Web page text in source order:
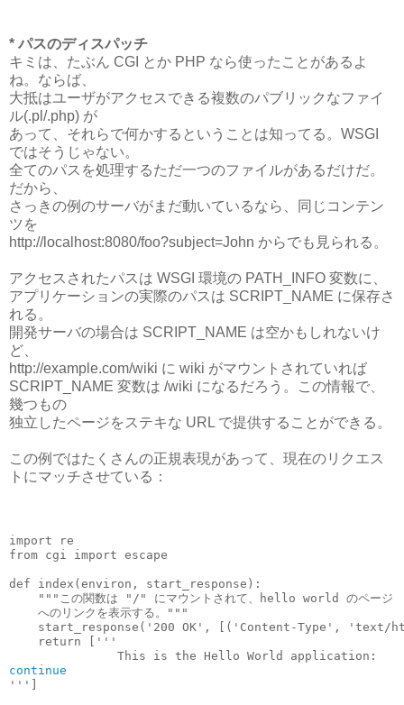
* パスのディスパッチ
キミは、たぶん CGI とか PHP なら使ったことがあるよ
ね。ならば、
大抵はユーザがアクセスできる複数のパブリックなファイ
ル(.pl/.php) が
あって、それらで何かするということは知ってる。WSGI
ではそうじゃない。
全てのパスを処理するただ一つのファイルがあるだけだ。
だから、
さっきの例のサーバがまだ動いているなら、同じコンテン
ツを
http://localhost:8080/foo?subject=John からでも見られる。
アクセスされたパスは WSGI 環境の PATH_INFO 変数に、
アプリケーションの実際のパスは SCRIPT_NAME に保存さ
れる。
開発サーバの場合は SCRIPT_NAME は空かもしれないけ
ど、
http://example.com/wiki に wiki がマウントされていれば
SCRIPT_NAME 変数は /wiki になるだろう。この情報で、
幾つもの
独立したページをステキな URL で提供することができる。
この例ではたくさんの正規表現があって、現在のリクエス
トにマッチさせている：
import re
from cgi import escape
def index(environ, start_response):
    """この関数は "/" にマウントされて、hello world のページ
    へのリンクを表示する。"""
start_response('200 OK', [('Content-Type', 'text/
    return ['''
continue
''']